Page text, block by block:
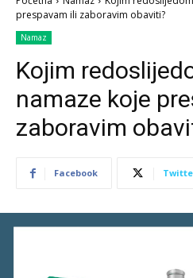
prespavam ili zaboravim obaviti?
Namaz
Kojim
namaze koje
zaboravim
Facebook